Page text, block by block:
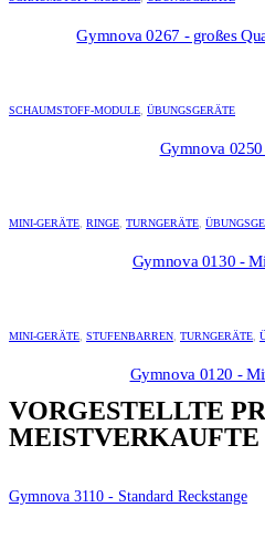
Gymnova 0267 - großes
SCHAUMSTOFF-MODULE, ÜBUNGSGERÄTE
Gymnova
MINI-GERÄTE, RINGE, TURNGERÄTE,
Gymnova 0130 -
MINI-GERÄTE, STUFENBARREN, TURNGERÄTE,
Gymnova 0120 -
VORGESTELLTE
MEISTVERKAUFTE
Gymnova 3110 - Standard Reckstange